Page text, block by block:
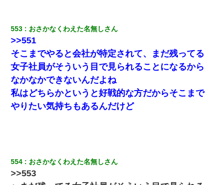
200万を貸したコウトから、追加で400万の申し込み、私「無理。
義弟より娘たちが大事」旦那「娘たちが成人したら別れよう」私
（は？）
嫁が弁護士を連れてきて「悪いと思うなら慰謝料を払って離婚し
ろ」→ 俺「完全に恐喝になってますね」「お前、これが詐欺だっ
て知ってる？」
いつもより早く寝付いてしまった…｜生活｜ワロタあんてな
553 おさかなくわえた名無しさん
>>551
そこまでやると会社が特定されて、まだ残ってる
女子社員がそういう目で見られることになるから
なかなかできないんだよね
私はどちらかというと好戦的な方だからそこまで
やりたい気持ちもあるんだけど
554 おさかなくわえた名無しさん
>>553